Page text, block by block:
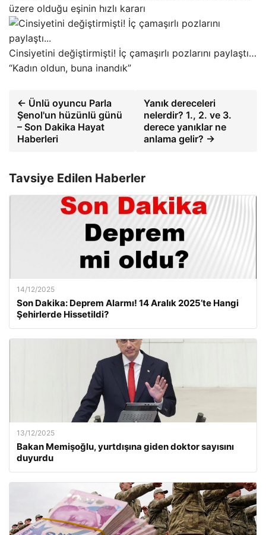
üzere olduğu eşinin hızlı kararı
Cinsiyetini değiştirmişti! İç çamaşırlı pozlarını paylaştı…
“Kadın oldun, buna inandık”
← Ünlü oyuncu Parla
Şenol'un hüzünlü günü
– Son Dakika Hayat
Haberleri
Yanık dereceleri
nelerdir? 1., 2. ve 3.
derece yanıklar ne
anlama gelir? →
Tavsiye Edilen Haberler
14/12/2025
Son Dakika: Deprem Alarmı! 14 Aralık 2025’te Hangi
Şehirlerde Hissetildi?
13/12/2025
Bakan Memişoğlu, yurtdışına giden doktor sayısını
duyurdu